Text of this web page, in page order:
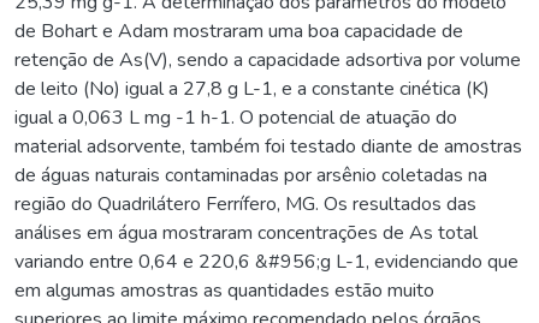
de Bohart e Adam mostraram uma boa capacidade de
retenção de As(V), sendo a capacidade adsortiva por volume
de leito (No) igual a 27,8 g L-1, e a constante cinética (K)
igual a 0,063 L mg -1 h-1. O potencial de atuação do
material adsorvente, também foi testado diante de amostras
de águas naturais contaminadas por arsênio coletadas na
região do Quadrilátero Ferrífero, MG. Os resultados das
análises em água mostraram concentrações de As total
variando entre 0,64 e 220,6 &#956;g L-1, evidenciando que
em algumas amostras as quantidades estão muito